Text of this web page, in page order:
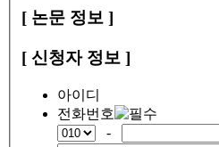
[ 논문 정보 ]
[ 신청자 정보 ]
아이디
전화번호
-